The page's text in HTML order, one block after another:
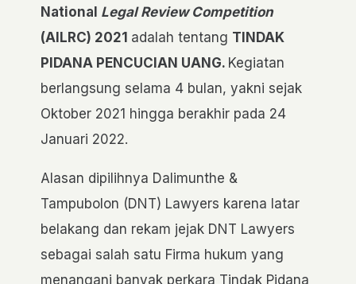
National Legal Review Competition
(AILRC) 2021 adalah tentang TINDAK
PIDANA PENCUCIAN UANG. Kegiatan
berlangsung selama 4 bulan, yakni sejak
Oktober 2021 hingga berakhir pada 24
Januari 2022.
Alasan dipilihnya Dalimunthe &
Tampubolon (DNT) Lawyers karena latar
belakang dan rekam jejak DNT Lawyers
sebagai salah satu Firma hukum yang
menangani banyak perkara Tindak Pidana